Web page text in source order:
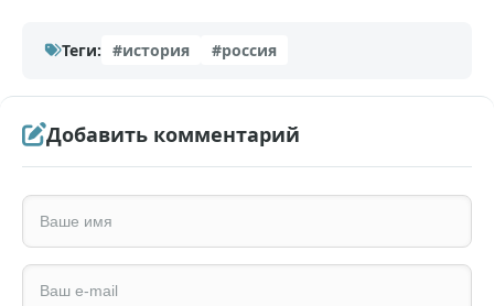
Теги: #история #россия
Добавить комментарий